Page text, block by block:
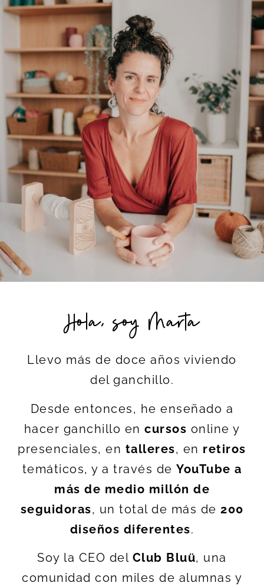
Hola, soy Marta
Llevo más de doce años viviendo
del ganchillo.
Desde entonces, he enseñado a
hacer ganchillo en cursos online y
presenciales, en talleres, en retiros
temáticos, y a través de YouTube a
más de medio millón de
seguidoras, un total de más de 200
diseños diferentes.
Soy la CEO del Club Bluü, una
comunidad con miles de alumnas y